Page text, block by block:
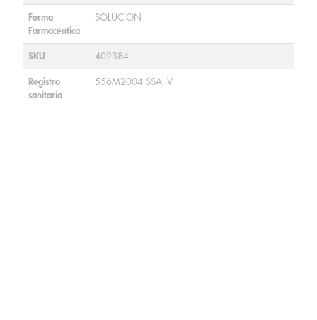
Forma
Farmacéutica
SOLUCION
SKU 402384
Registro
sanitario
556M2004 SSA IV